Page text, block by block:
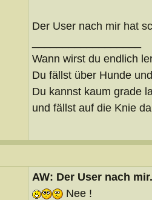
Der User nach mir hat
Wann wirst du endlich
Du fällst über Hunde
Du kannst kaum grade
und fällst auf die Knie
AW: Der User nach
Nee !